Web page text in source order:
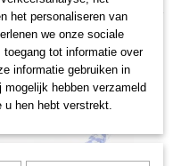
het personaliseren van
we onze sociale
tot informatie over
informatie gebruiken in
hebben verzameld
u hen hebt verstrekt.